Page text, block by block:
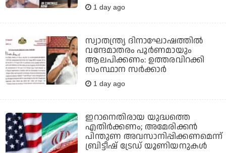
1 day ago
സ്വാതന്ത്ര്യ ദിനാഘോഷത്തില്‍
വന്ദേമാതരം പൂര്‍ണമായും
ആലപിക്കണം: ഉത്തരവിറക്കി
സംസ്ഥാന സര്‍ക്കാര്‍
1 day ago
ഇറാനെതിരായ യുദ്ധത്തെ
എതിര്‍ക്കണം; അമേരിക്കന്‍
പിന്തുണ അവസാനിപ്പിക്കണമെന്ന്
ബ്രിട്ടീഷ് ട്രേഡ് യൂണിയനുകള്‍